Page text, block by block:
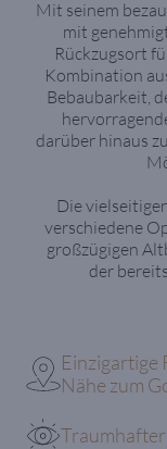
Mit seinem
mit
Rückzugsort
Kombination
Bebaubarkeit,
darüber hinaus
Die
verschiedene
großzügigen
der
Einzigartige
Nähe zum